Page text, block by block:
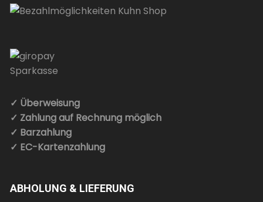
✓ Überweisung
✓ Zahlung auf Rechnung möglich
✓ Barzahlung
✓ EC-Kartenzahlung
ABHOLUNG & LIEFERUNG